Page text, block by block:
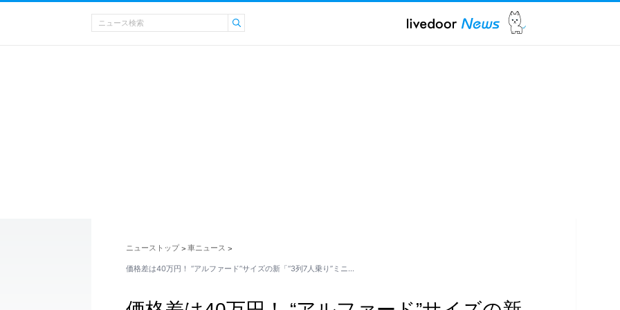
ニューストップ > 車ニュース >
価格差は40万円！ “アルファード”サイズの新「“3列7人乗り”ミニ…